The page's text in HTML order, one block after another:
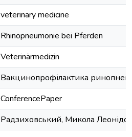
veterinary medicine
Rhinopneumonie bei Pferden
Veterinärmedizin
Вакцинопрофілактика
ConferencePaper
Радзиховський, Микола